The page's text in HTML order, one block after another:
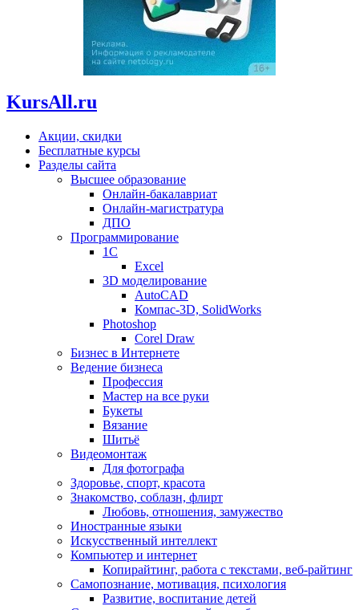
KursAll.ru
Акции, скидки
Бесплатные курсы
Разделы сайта
Высшее образование
Онлайн-бакалавриат
Онлайн-магистратура
ДПО
Программирование
1С
Excel
3D моделирование
AutoCAD
Компас-3D, SolidWorks
Photoshop
Corel Draw
Бизнес в Интернете
Ведение бизнеса
Профессия
Мастер на все руки
Букеты
Вязание
Шитьё
Видеомонтаж
Для фотографа
Здоровье, спорт, красота
Знакомство, соблазн, флирт
Любовь, отношения, замужество
Иностранные языки
Искусственный интеллект
Компьютер и интернет
Копирайтинг, работа с текстами, веб-райтинг
Самопознание, мотивация, психология
Развитие, воспитание детей